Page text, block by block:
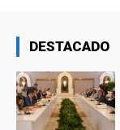
DESTACADO